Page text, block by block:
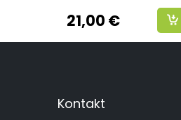
21,00 €
Kontakt